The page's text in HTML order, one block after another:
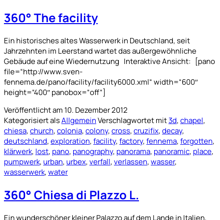
360° The facility
Ein historisches altes Wasserwerk in Deutschland, seit
Jahrzehnten im Leerstand wartet das außergewöhnliche
Gebäude auf eine Wiedernutzung Interaktive Ansicht: [pano
file=“http://www.sven-
fennema.de/pano/facility/facility6000.xml“ width=“600″
height=“400″ panobox=“off“]
Veröffentlicht am 10. Dezember 2012
Kategorisiert alsAllgemeinVerschlagwortet mit3d,chapel,
chiesa,church,colonia,colony,cross,cruzifix,decay,
deutschland,exploration,facility,factory,fennema,forgotten,
klärwerk, lost, pano, panography, panorama, panoramic, place,
pumpwerk,urban,urbex,verfall,verlassen,wasser,
wasserwerk,water
360° Chiesa di Plazzo L.